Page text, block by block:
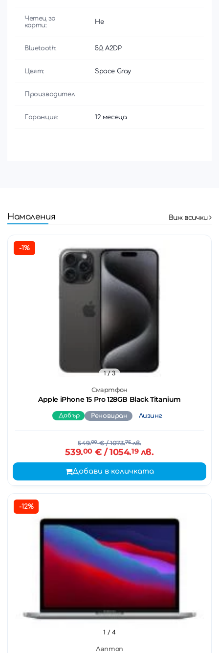
Четец за
карти:
Не
Bluetooth: 5.0, A2DP
Цвят: Space Gray
Производител
Гаранция: 12 месеца
Намаления Виж всички
-1%
Смартфон
Apple iPhone 15 Pro 128GB Black Titanium
1/ 3
Добър Реновиран Лизинг
549.00€/ 1073.75лв.
539.00€ / 1054.19лв.
Добави в количката
-12%
Лаптоп
1 / 4